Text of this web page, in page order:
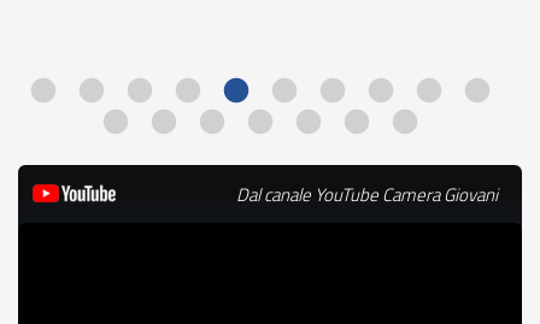
Dal canale YouTube Camera Giovani